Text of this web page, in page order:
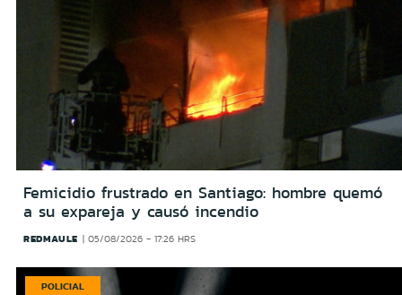
Femicidio frustrado en Santiago: hombre quemó
a su expareja y causó incendio
REDMAULE 05/08/2026 - 17:26 HRS
POLICIAL